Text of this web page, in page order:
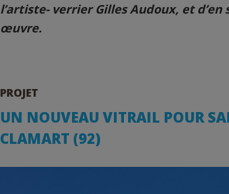
l’artiste- verrier Gilles Audoux, et
œuvre.
PROJET
UN NOUVEAU VITRAIL POUR
CLAMART (92)